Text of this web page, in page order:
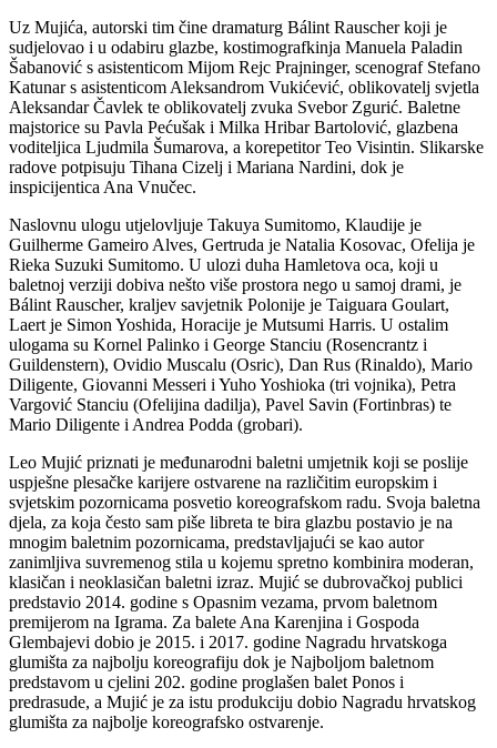
Uz Mujića, autorski tim čine dramaturg Bálint Rauscher koji je
sudjelovao i u odabiru glazbe, kostimografkinja Manuela Paladin
Šabanović s asistenticom Mijom Rejc Prajninger, scenograf Stefano
Katunar s asistenticom Aleksandrom Vukićević, oblikovatelj svjetla
Aleksandar Čavlek te oblikovatelj zvuka Svebor Zgurić. Baletne
majstorice su Pavla Pećušak i Milka Hribar Bartolović, glazbena
voditeljica Ljudmila Šumarova, a korepetitor Teo Visintin. Slikarske
radove potpisuju Tihana Cizelj i Mariana Nardini, dok je
inspicijentica Ana Vnučec.
Naslovnu ulogu utjelovljuje Takuya Sumitomo, Klaudije je
Guilherme Gameiro Alves, Gertruda je Natalia Kosovac, Ofelija je
Rieka Suzuki Sumitomo. U ulozi duha Hamletova oca, koji u
baletnoj verziji dobiva nešto više prostora nego u samoj drami, je
Bálint Rauscher, kraljev savjetnik Polonije je Taiguara Goulart,
Laert je Simon Yoshida, Horacije je Mutsumi Harris. U ostalim
ulogama su Kornel Palinko i George Stanciu (Rosencrantz i
Guildenstern), Ovidio Muscalu (Osric), Dan Rus (Rinaldo), Mario
Diligente, Giovanni Messeri i Yuho Yoshioka (tri vojnika), Petra
Vargović Stanciu (Ofelijina dadilja), Pavel Savin (Fortinbras) te
Mario Diligente i Andrea Podda (grobari).
Leo Mujić priznati je međunarodni baletni umjetnik koji se poslije
uspješne plesačke karijere ostvarene na različitim europskim i
svjetskim pozornicama posvetio koreografskom radu. Svoja baletna
djela, za koja često sam piše libreta te bira glazbu postavio je na
mnogim baletnim pozornicama, predstavljajući se kao autor
zanimljiva suvremenog stila u kojemu spretno kombinira moderan,
klasičan i neoklasičan baletni izraz. Mujić se dubrovačkoj publici
predstavio 2014. godine s Opasnim vezama, prvom baletnom
premijerom na Igrama. Za balete Ana Karenjina i Gospoda
Glembajevi dobio je 2015. i 2017. godine Nagradu hrvatskoga
glumišta za najbolju koreografiju dok je Najboljom baletnom
predstavom u cjelini 202. godine proglašen balet Ponos i
predrasude, a Mujić je za istu produkciju dobio Nagradu hrvatskog
glumišta za najbolje koreografsko ostvarenje.